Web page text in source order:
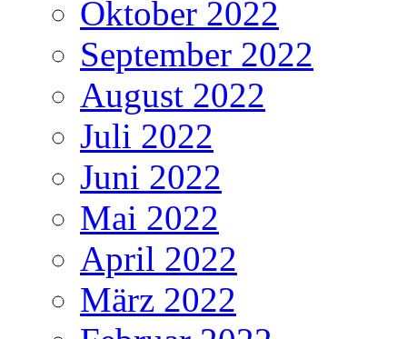
Oktober 2022
September 2022
August 2022
Juli 2022
Juni 2022
Mai 2022
April 2022
März 2022